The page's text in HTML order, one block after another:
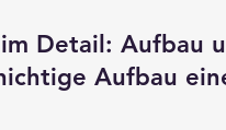
Detail: Aufbau
Aufbau